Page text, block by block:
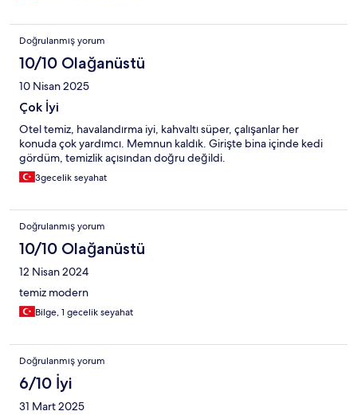
Doğrulanmış yorum
10/10 Olağanüstü
10 Nisan 2025
Çok İyi
Otel temiz, havalandırma iyi, kahvaltı süper, çalışanlar her
konuda çok yardımcı. Memnun kaldık. Girişte bina içinde kedi
gördüm, temizlik açısından doğru değildi.
3gecelik seyahat
Doğrulanmış yorum
10/10 Olağanüstü
12 Nisan 2024
temiz modern
Bilge, 1 gecelik seyahat
Doğrulanmış yorum
6/10 İyi
31 Mart 2025